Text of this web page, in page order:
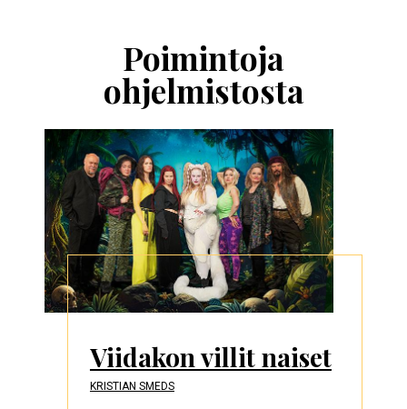
Poimintoja
ohjelmistosta
Viidakon villit naiset
KRISTIAN SMEDS